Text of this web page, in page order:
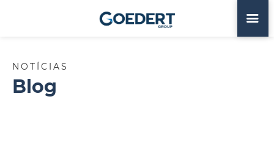
NOTÍCIAS
Blog